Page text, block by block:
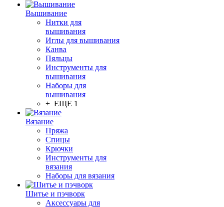
Вышивание
Нитки для
вышивания
Иглы для вышивания
Канва
Пяльцы
Инструменты для
вышивания
Наборы для
вышивания
+ ЕЩЕ 1
Вязание
Пряжа
Спицы
Крючки
Инструменты для
вязания
Наборы для вязания
Шитье и пэчворк
Аксессуары для